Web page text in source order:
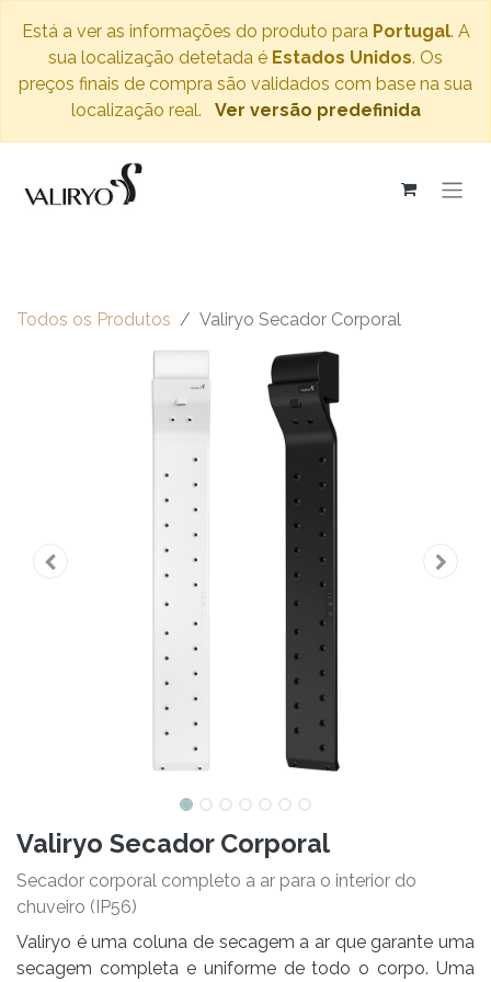
Está a ver as informações do produto para Portugal. A
sua localização detetada é Estados Unidos. Os
preços finais de compra são validados com base na sua
localização real.
Ver versão predefinida
Todos os Produtos Valiryo Secador Corporal
Valiryo Secador Corporal
Secador corporal completo a ar para o interior do
chuveiro (IP56)
Valiryo é uma coluna de secagem a ar que garante uma
secagem completa e uniforme de todo o corpo. Uma